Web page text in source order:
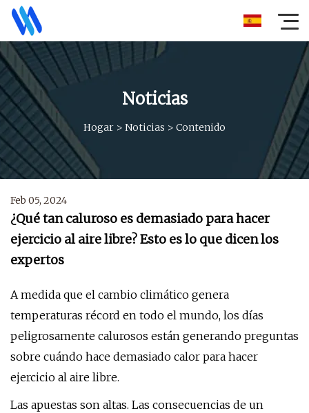
Noticias
Hogar > Noticias > Contenido
Feb 05, 2024
¿Qué tan caluroso es demasiado para hacer
ejercicio al aire libre? Esto es lo que dicen los
expertos
A medida que el cambio climático genera
temperaturas récord en todo el mundo, los días
peligrosamente calurosos están generando preguntas
sobre cuándo hace demasiado calor para hacer
ejercicio al aire libre.
Las apuestas son altas. Las consecuencias de un